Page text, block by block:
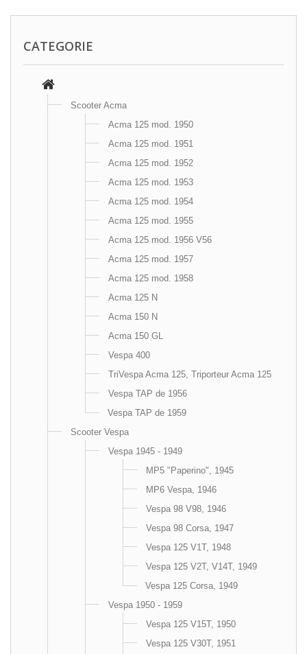
CATEGORIE
Scooter Acma
Acma 125 mod. 1950
Acma 125 mod. 1951
Acma 125 mod. 1952
Acma 125 mod. 1953
Acma 125 mod. 1954
Acma 125 mod. 1955
Acma 125 mod. 1956 V56
Acma 125 mod. 1957
Acma 125 mod. 1958
Acma 125 N
Acma 150 N
Acma 150 GL
Vespa 400
TriVespa Acma 125, Triporteur Acma 125
Vespa TAP de 1956
Vespa TAP de 1959
Scooter Vespa
Vespa 1945 - 1949
MP5 "Paperino", 1945
MP6 Vespa, 1946
Vespa 98 V98, 1946
Vespa 98 Corsa, 1947
Vespa 125 V1T, 1948
Vespa 125 V2T, V14T, 1949
Vespa 125 Corsa, 1949
Vespa 1950 - 1959
Vespa 125 V15T, 1950
Vespa 125 V30T, 1951